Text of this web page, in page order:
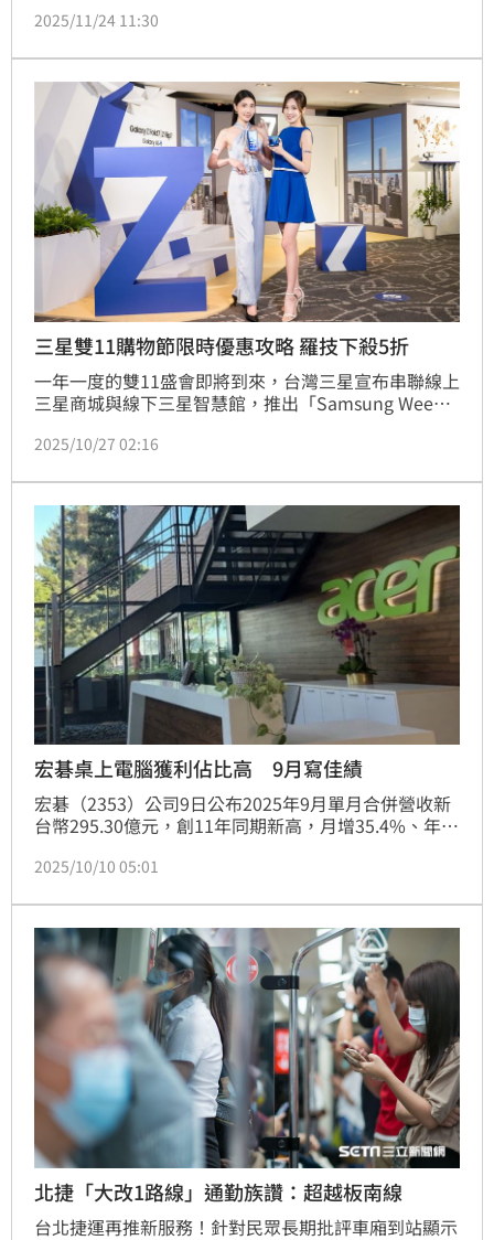
元，漲幅達119%。本次發行普通股共 20,000,000股，
2025/11/24 11:30
三星雙11購物節限時優惠攻略 羅技下殺5折
一年一度的雙11盛會即將到來，台灣三星宣布串聯線上
三星商城與線下三星智慧館，推出「Samsung Week
超值優惠入手夢幻新機與智慧家電！
2025/10/27 02:16
宏碁桌上電腦獲利佔比高 9月寫佳績
宏碁（2353）公司9日公布2025年9月單月合併營收新
台幣295.30億元，創11年同期新高，月增35.​4%、年增​
3%、年增​1.0%；​累積前三季​自結營收新​台幣2,0​12.69​
2025/10/10 05:01
北捷「大改1路線」通勤族讚：超越板南線
台北捷運再推新服務！針對民眾長期批評車廂到站顯示